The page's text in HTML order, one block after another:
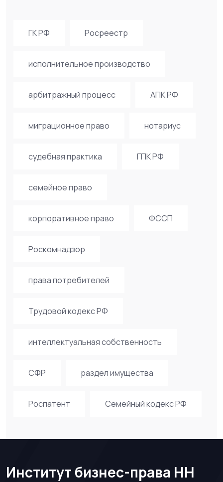
ГК РФ Росреестр
исполнительное производство
арбитражный процесс АПК РФ
миграционное право нотариус
судебная практика ГПК РФ
семейное право
корпоративное право ФССП
Роскомнадзор
права потребителей
Трудовой кодекс РФ
интеллектуальная собственность
СФР раздел имущества
Роспатент Семейный кодекс РФ
Институт бизнес-права НН